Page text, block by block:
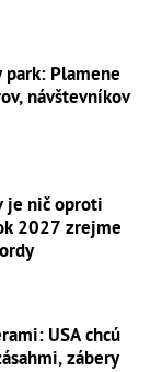
park: Plamene
návštevníkov
je nič oproti
2027 zrejme
USA chcú
zábery